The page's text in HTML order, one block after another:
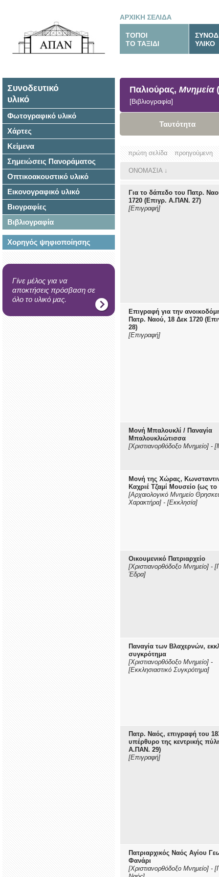
ΑΡΧΙΚΗ ΣΕΛΙΔΑ
ΤΟΠΟΙ
ΤΟ ΤΑΞΙΔΙ
ΥΛΙΚΟ
Συνοδευτικό
υλικό
Φωτογραφικό υλικό
Χάρτες
Κείμενα
Σημειώσεις Πανοράματος
Οπτικοακουστικό υλικό
Εικονογραφικό υλικό
Βιογραφίες
Βιβλιογραφία
Χορηγός ψηφιοποίησης
Γίνε μέλος για να
αποκτήσεις πρόσβαση σε
όλο το υλικό μας.
Παλιούρας, Μνημεία
[Βιβλιογραφία]
Ταυτότητα
πρώτη σελίδα προηγούμενη
ΟΝΟΜΑΣΙΑ↓
Για το δάπεδο του Πατρ.
1720 (Επιγρ. Α.ΠΑΝ. 27)
[Επιγραφή]
Επιγραφή για την
Πατρ. Ναού, 18 Δεκ 1720
28)
[Επιγραφή]
Μονή Μπαλουκλί / Παναγία
Μπαλουκλιώτισσα
[Χριστιανορθόδοξο Μνημείο] -
Μονή της Χώρας,
Καχριέ Τζαμί Μουσείο (ως το
[Αρχαιολογικό Μνημείο
Χαρακτήρα] - [Εκκλησία]
Οικουμενικό Πατριαρχείο
[Χριστιανορθόδοξο Μνημείο] -
Έδρα]
Παναγία των Βλαχερνών,
συγκρότημα
[Χριστιανορθόδοξο Μνημείο] -
[Εκκλησιαστικό Συγκρότημα]
Πατρ. Ναός, επιγραφή του
υπέρθυρο της κεντρικής
Α.ΠΑΝ. 29)
[Επιγραφή]
Πατριαρχικός Ναός Αγίου
Φανάρι
[Χριστιανορθόδοξο Μνημείο] -